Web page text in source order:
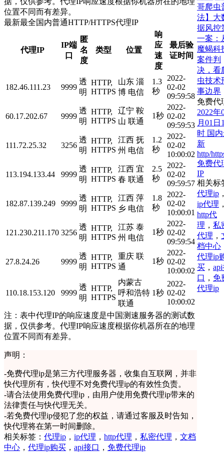
位置不同而有差异。
最新最全国内普通HTTP/HTTPS代理IP
代理IP
IP端
口
匿
名
度
类型 位置
响
应
速
度
最后验
证时间
182.46.111.23 9999
透
明
HTTP,
HTTPS
山东 淄
博 电信
1.3
秒
2022-
02-02
09:59:58
60.17.202.67 9999
透
明
HTTP,
HTTPS
辽宁 鞍
山 联通
1秒
2022-
02-02
09:59:53
111.72.25.32 3256
透
明
HTTP,
HTTPS
江西 抚
州 电信
1.2
秒
2022-
02-02
10:00:02
113.194.133.44 9999
透
明
HTTP,
HTTPS
江西 宜
春 联通
2.5
秒
2022-
02-02
09:59:57
182.87.139.249 9999
透
明
HTTP,
HTTPS
江西 萍
乡 电信
1.8
秒
2022-
02-02
10:00:01
121.230.211.170 3256
透
明
HTTP,
HTTPS
江苏 泰
州 电信
1秒
2022-
02-02
09:59:54
27.8.24.26 9999
透
明
HTTP,
HTTPS
重庆 联
通
1秒
2022-
02-02
10:00:02
110.18.153.120 9999
透
明
HTTP,
HTTPS
内蒙古
呼和浩特
联通
1秒
2022-
02-02
10:00:02
注：表中代理IP的响应速度是中国测速服务器的测试数
据，仅供参考。代理IP响应速度根据你机器所在的地理
位置不同而有差异。
声明：
-免费代理ip是第三方代理服务器，收集自互联网，并非
快代理所有，快代理不对免费代理ip的有效性负责。
-请合法使用免费代理ip，由用户使用免费代理ip带来的
法律责任与快代理无关。
-若免费代理ip侵犯了您的权益，请通过客服及时告知，
快代理将在第一时间删除。
相关标签： 代理ip ， ip代理 ， http代理 ， 私密代理 ， 文档
中心 ， 代理ip购买 ， api接口 ， 免费代理ip
哥爬虫
法】大
据风控
一案：
魔蝎科
案件判
决，看
虫技术
事边界
免费代
2022年
月01日
时 国
新
http/
免费代
IP
相关标
代理ip
ip代理
http代
理 ， 私
代理 ，
档中心
代理ip
买 ，
口 ， 免
代理ip